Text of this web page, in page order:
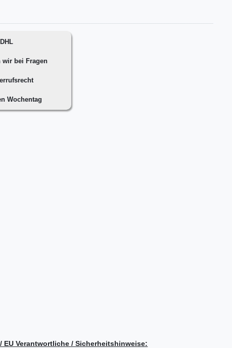
wir bei Fragen
Wochentag
EU Verantwortliche / Sicherheitshinweise: